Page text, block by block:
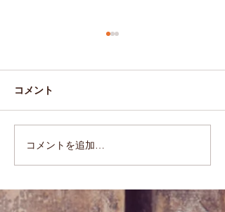
チョコハート♡
コメント
コメントを追加…